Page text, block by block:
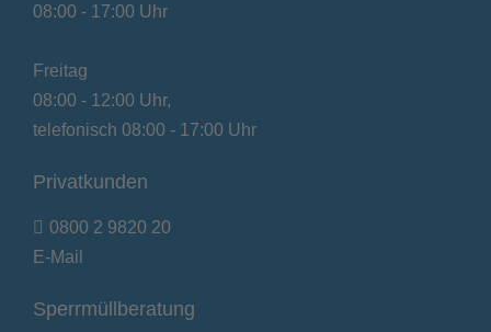
08:00 - 17:00 Uhr
Freitag
08:00 - 12:00 Uhr,
telefonisch 08:00 - 17:00 Uhr
Privatkunden
0800 2 9820 20
E-Mail
Sperrmüllberatung